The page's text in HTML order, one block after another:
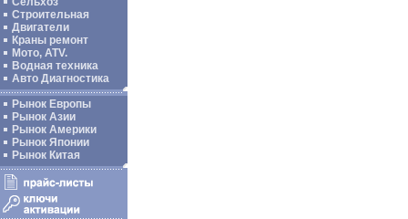
Строительная
Двигатели
Краны ремонт
Мото, ATV.
Водная техника
Авто Диагностика
Рынок Европы
Рынок Азии
Рынок Америки
Рынок Японии
Рынок Китая